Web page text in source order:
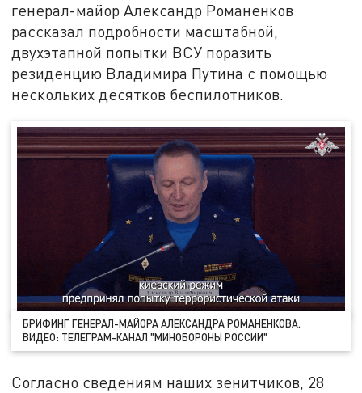
генерал-майор Александр Романенков
рассказал подробности масштабной,
двухэтапной попытки ВСУ поразить
резиденцию Владимира Путина с помощью
нескольких десятков беспилотников.
БРИФИНГ ГЕНЕРАЛ-МАЙОРА АЛЕКСАНДРА РОМАНЕНКОВА.
ВИДЕО: ТЕЛЕГРАМ-КАНАЛ "МИНОБОРОНЫ РОССИИ"
Согласно сведениям наших зенитчиков, 28